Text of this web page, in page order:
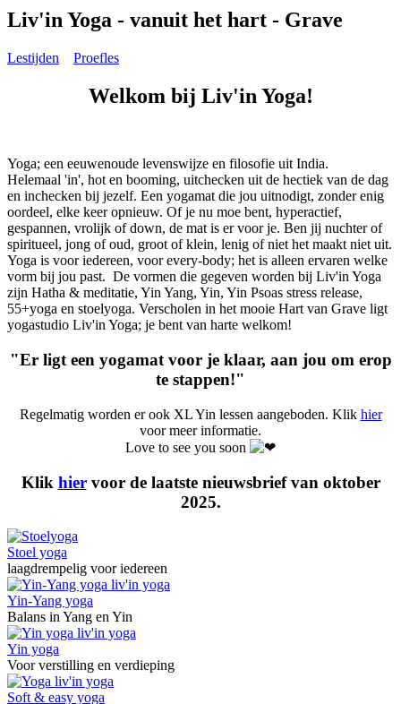
Liv'in Yoga - vanuit het hart - Grave
Lestijden Proefles
Welkom bij Liv'in Yoga!
Yoga; een eeuwenoude levenswijze en filosofie uit India.
Helemaal 'in', hot en booming, uitchecken uit de hectiek van de dag
en inchecken bij jezelf. Een yogamat die jou uitnodigt, zonder enig
oordeel, elke keer opnieuw. Of je nu moe bent, hyperactief,
gespannen, vrolijk of down, de mat is er voor je. Ben jij nuchter of
spiritueel, jong of oud, groot of klein, lenig of niet het maakt niet uit.
Yoga is voor iedereen, voor every-body; het is alleen ervaren welke
vorm bij jou past. De vormen die gegeven worden bij Liv'in Yoga
zijn Hatha & meditatie, Yin Yang, Yin, Yin Psoas stress release,
55+yoga en stoelyoga. Verscholen in het mooie Hart van Grave ligt
yogastudio Liv'in Yoga; je bent van harte welkom!
"Er ligt een yogamat voor je klaar, aan jou om erop
te stappen!"
Regelmatig worden er ook XL Yin lessen aangeboden. Klik hier
voor meer informatie.
Love to see you soon
Klik hiervoor de laatste nieuwsbrief van oktober
2025.
Stoel yoga
laagdrempelig voor iedereen
Yin-Yang yoga
Balans in Yang en Yin
Yin yoga
Voor verstilling en verdieping
Soft & easy yoga